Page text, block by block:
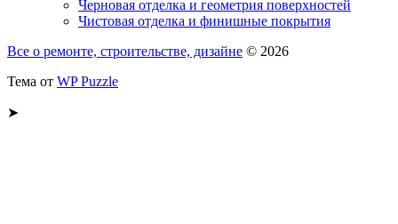
Черновая отделка и геометрия поверхностей
Чистовая отделка и финишные покрытия
Все о ремонте, строительстве, дизайне © 2026
Тема от WP Puzzle
➤